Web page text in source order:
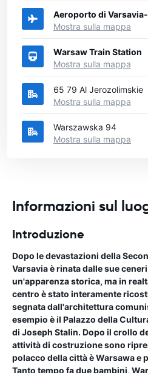
Aeroporto di
Mostra sulla mappa
Warsaw Train Station
Mostra sulla mappa
65 79 Al Jerozolimskie
Mostra sulla mappa
Warszawska 94
Mostra sulla mappa
Informazioni sul
Introduzione
Dopo le devastazioni della
Varsavia è rinata dalle sue
un'apparenza storica, ma in
centro è stato interamente
segnata dall'architettura
esempio è il Palazzo della
di Joseph Stalin. Dopo il crollo
attività di costruzione sono
polacco della città è Warsawa e
Tanto tempo fa due bambini,